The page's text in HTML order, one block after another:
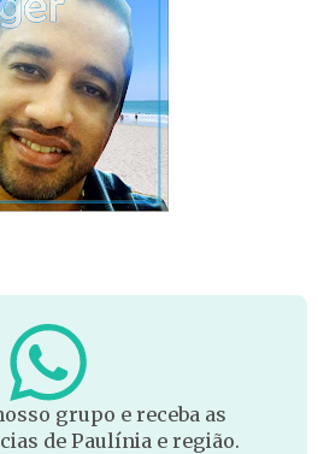
grupo e receba as
de Paulínia e região.